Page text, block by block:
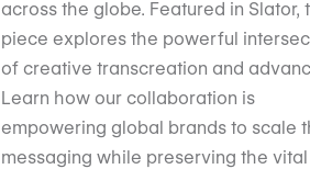
across the globe. Featured in Slator,
piece explores the powerful
of creative transcreation and
Learn how our collaboration is
empowering global brands to scale
messaging while preserving the vital